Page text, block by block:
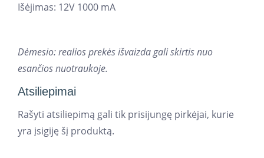
Išėjimas: 12V 1000 mA
Dėmesio: realios prekės išvaizda gali skirtis nuo
esančios nuotraukoje.
Atsiliepimai
Rašyti atsiliepimą gali tik prisijungę pirkėjai, kurie
yra įsigiję šį produktą.